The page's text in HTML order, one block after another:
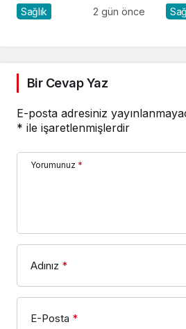
Sağlık 2 gün önce
Bir Cevap Yaz
E-posta adresiniz
* ile işaretlenmişlerdir
Yorumunuz *
Adınız *
E-Posta *